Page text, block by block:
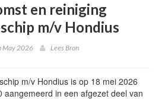
en reiniging
m/v Hondius
May 2026 Lees Bron
m/v Hondius is op 18 mei 2026
aangemeerd in een afgezet deel van